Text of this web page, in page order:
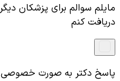
مایلم سوالم برای پزشکان
دریافت کنم
پاسخ دکتر به صورت خصوصی